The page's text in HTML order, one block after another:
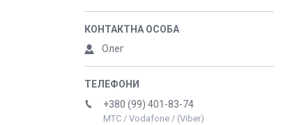
Олег
+380 (99) 401-83-74
МТС / Vodafone / (Viber)